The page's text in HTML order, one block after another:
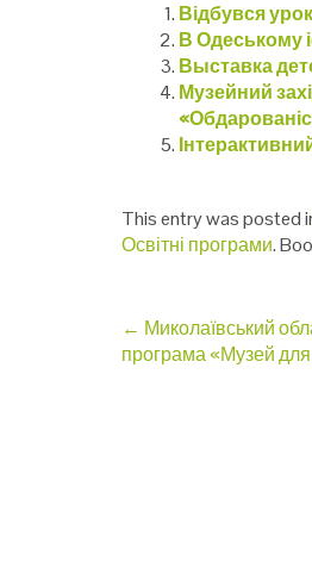
Відбувся
В Одеському
Выставка
Музейний
This entry was posted
Освітні програми.
Post
← Миколаївський
програма «Музей для